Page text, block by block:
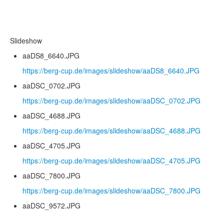
Slideshow
aaDS8_6640.JPG
https://berg-cup.de/images/slideshow/aaDS8_6640.JPG
aaDSC_0702.JPG
https://berg-cup.de/images/slideshow/aaDSC_0702.JPG
aaDSC_4688.JPG
https://berg-cup.de/images/slideshow/aaDSC_4688.JPG
aaDSC_4705.JPG
https://berg-cup.de/images/slideshow/aaDSC_4705.JPG
aaDSC_7800.JPG
https://berg-cup.de/images/slideshow/aaDSC_7800.JPG
aaDSC_9572.JPG